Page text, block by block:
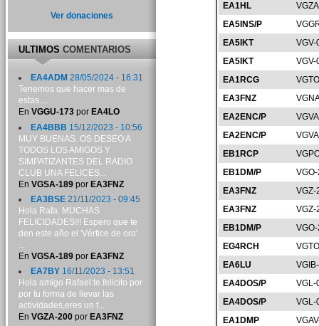
EA1HL
EA5INS/P
EA5IKT
VGV-
EA5IKT
VGV-
EA1RCG
EA3FNZ
EA2ENC/P
EA2ENC/P
EB1RCP
EB1DM/P
EA3FNZ
VGZ-
EA3FNZ
VGZ-
EB1DM/P
EG4RCH
EA6LU
EA4DOS/P
VGL-
EA4DOS/P
VGL-
EA1DMP
Ver donaciones
ULTIMOSCOMENTARIOS
EA4ADM 28/05/2024 - 16:31
Tenemos que hacer mas de
estas....
En VGGU-173por EA4LO
EA4BBB 15/12/2023 - 10:56
MUY BUENAS. OS DESEO A
TODOS LOS AMIGOS Y
SIMPATIZANTES DEL RADIO
CLUB UNA FELICES...
En VGSA-189por EA3FNZ
EA3BSE21/11/2023 - 09:45
Hola Rafa. MUCHAS
FELICIDADES!!! Espero que te
den este año el 'Vértice de oro'
...
En VGSA-189por EA3FNZ
EA7BY16/11/2023 - 13:51
Hola amigo Rafael:te felicito por
por tu forma de llevar las
actividades,eres un f...
En VGZA-200por EA3FNZ